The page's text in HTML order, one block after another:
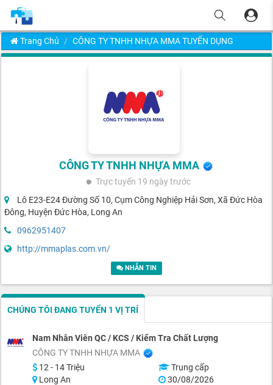
Trang Chủ CÔNG TY TNHH NHỰA MMA TUYỂN DỤNG
CÔNG TY TNHH NHỰA MMA
Trực tuyến 19 ngày trước
Lô E23-E24 Đường Số 10, Cụm Công Nghiệp Hải Sơn, Xã Đức Hòa
Đông, Huyện Đức Hòa, Long An
0962951407
http://mmaplas.com.vn/
NHẮN TIN
CHÚNG TÔI ĐANG TUYỂN 1 VỊ TRÍ
Nam Nhân Viên QC / KCS / Kiểm Tra Chất Lượng
CÔNG TY TNHH NHỰA MMA
12 - 14 Triệu
Trung cấp
Long An
30/08/2026